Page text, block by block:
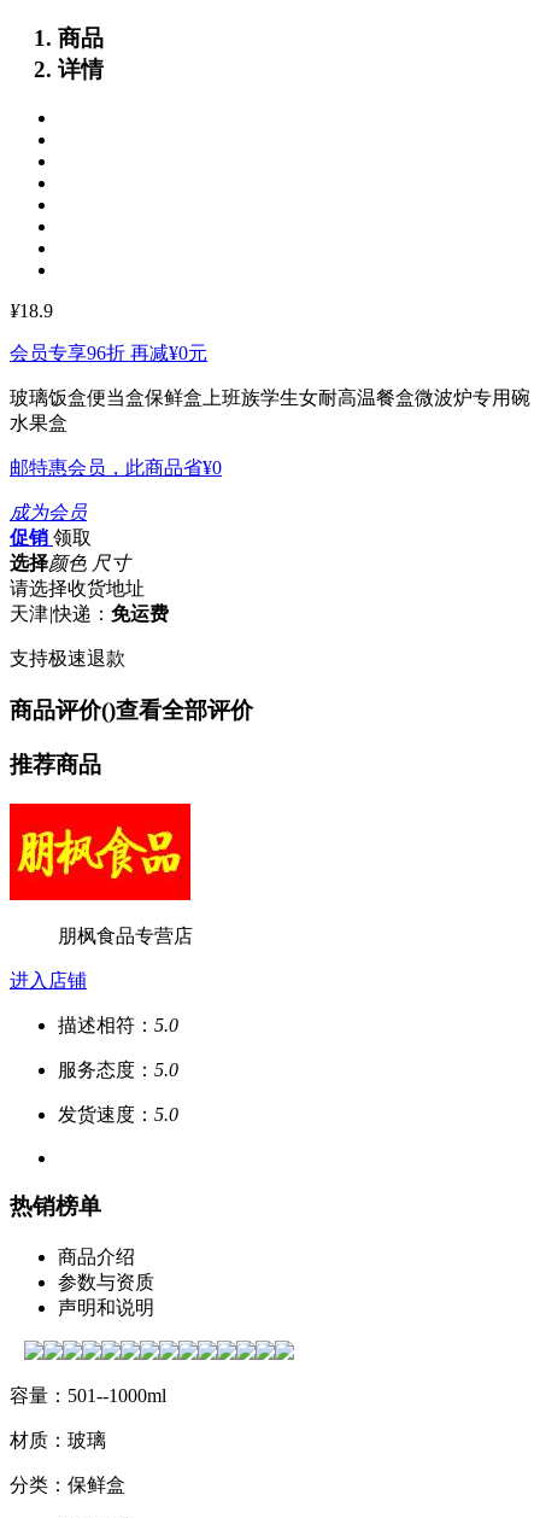
商品
详情
¥18.9
会员专享96折 再减¥0元
玻璃饭盒便当盒保鲜盒上班族学生女耐高温餐盒微波炉专用碗
水果盒
邮特惠会员，此商品省¥0
成为会员
促销 领取
选择颜色 尺寸
请选择收货地址
天津|快递： 免运费
支持极速退款
商品评价()查看全部评价
推荐商品
朋枫食品专营店
进入店铺
描述相符： 5.0
服务态度： 5.0
发货速度： 5.0
热销榜单
商品介绍
参数与资质
声明和说明
容量：501--1000ml
材质：玻璃
分类：保鲜盒